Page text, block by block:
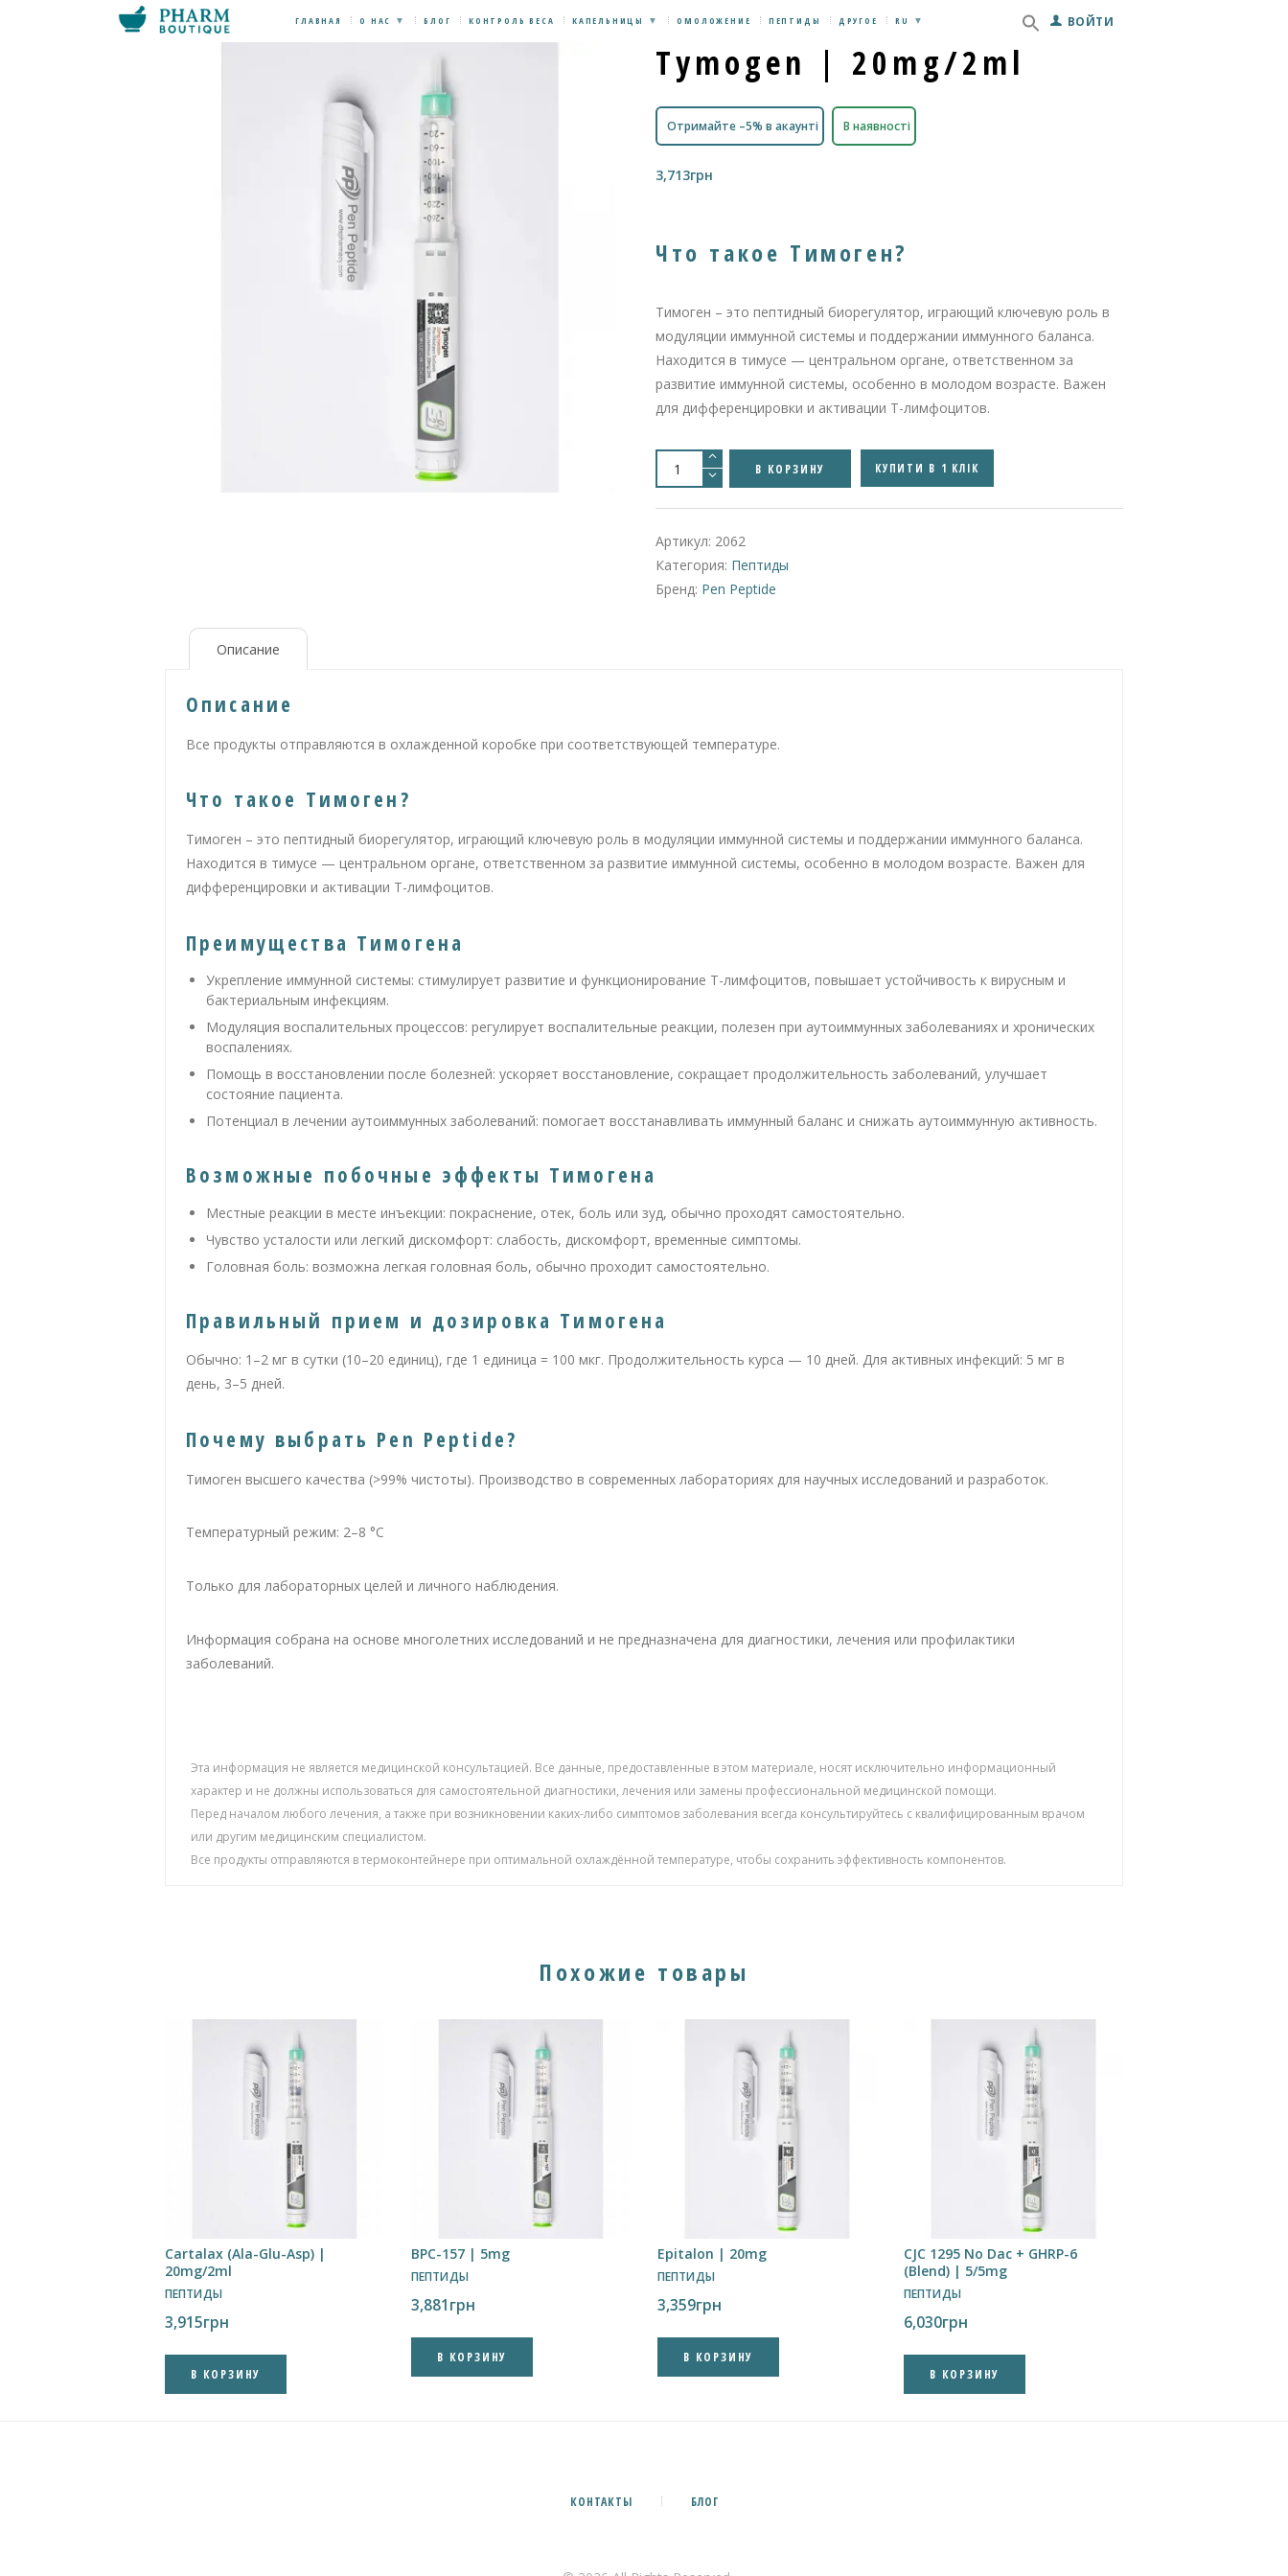
ГЛАВНАЯ О НАС БЛОГ КОНТРОЛЬ ВЕСА КАПЕЛЬНИЦЫ ОМОЛОЖЕНИЕ ПЕПТИДЫ ДРУГОЕ RU ВОЙТИ
Tymogen | 20mg/2ml
Отримайте –5% в акаунті В наявності
3,713грн
Что такое Тимоген?
Тимоген – это пептидный биорегулятор, играющий ключевую роль в
модуляции иммунной системы и поддержании иммунного баланса.
Находится в тимусе — центральном органе, ответственном за
развитие иммунной системы, особенно в молодом возрасте. Важен
для дифференцировки и активации Т-лимфоцитов.
Количество
товара
Tymogen
20mg/2ml
В КОРЗИНУ КУПИТИ В 1 КЛІК
Артикул: 2062
Категория: Пептиды
Бренд: Pen Peptide
Описание
Описание
Все продукты отправляются в охлажденной коробке при соответствующей температуре.
Что такое Тимоген?
Тимоген – это пептидный биорегулятор, играющий ключевую роль в модуляции иммунной системы и поддержании иммунного баланса.
Находится в тимусе — центральном органе, ответственном за развитие иммунной системы, особенно в молодом возрасте. Важен для
дифференцировки и активации Т-лимфоцитов.
Преимущества Тимогена
Укрепление иммунной системы: стимулирует развитие и функционирование Т-лимфоцитов, повышает устойчивость к вирусным и
бактериальным инфекциям.
Модуляция воспалительных процессов: регулирует воспалительные реакции, полезен при аутоиммунных заболеваниях и хронических
воспалениях.
Помощь в восстановлении после болезней: ускоряет восстановление, сокращает продолжительность заболеваний, улучшает
состояние пациента.
Потенциал в лечении аутоиммунных заболеваний: помогает восстанавливать иммунный баланс и снижать аутоиммунную активность.
Возможные побочные эффекты Тимогена
Местные реакции в месте инъекции: покраснение, отек, боль или зуд, обычно проходят самостоятельно.
Чувство усталости или легкий дискомфорт: слабость, дискомфорт, временные симптомы.
Головная боль: возможна легкая головная боль, обычно проходит самостоятельно.
Правильный прием и дозировка Тимогена
Обычно: 1–2 мг в сутки (10–20 единиц), где 1 единица = 100 мкг. Продолжительность курса — 10 дней. Для активных инфекций: 5 мг в
день, 3–5 дней.
Почему выбрать Pen Peptide?
Тимоген высшего качества (>99% чистоты). Производство в современных лабораториях для научных исследований и разработок.
Температурный режим: 2–8 °C
Только для лабораторных целей и личного наблюдения.
Информация собрана на основе многолетних исследований и не предназначена для диагностики, лечения или профилактики
заболеваний.
Эта информация не является медицинской консультацией. Все данные, предоставленные в этом материале, носят исключительно информационный
характер и не должны использоваться для самостоятельной диагностики, лечения или замены профессиональной медицинской помощи.
Перед началом любого лечения, а также при возникновении каких-либо симптомов заболевания всегда консультируйтесь с квалифицированным врачом
или другим медицинским специалистом.
Все продукты отправляются в термоконтейнере при оптимальной охлаждённой температуре, чтобы сохранить эффективность компонентов.
Похожие товары
Cartalax (Ala-Glu-Asp) |
20mg/2ml
ПЕПТИДЫ
3,915грн
В КОРЗИНУ
BPC-157 | 5mg
ПЕПТИДЫ
3,881грн
В КОРЗИНУ
Epitalon | 20mg
ПЕПТИДЫ
3,359грн
В КОРЗИНУ
CJC 1295 No Dac + GHRP-6
(Blend) | 5/5mg
ПЕПТИДЫ
6,030грн
В КОРЗИНУ
КОНТАКТЫ БЛОГ